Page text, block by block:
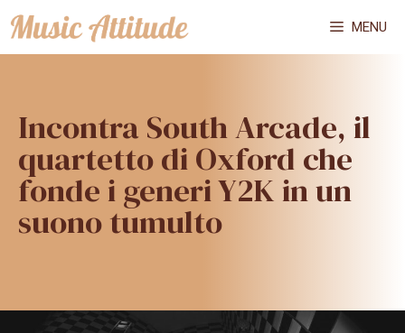
Vai
al
MENU
Incontra South Arcade, il
quartetto di Oxford che
fonde i generi Y2K in un
suono tumulto